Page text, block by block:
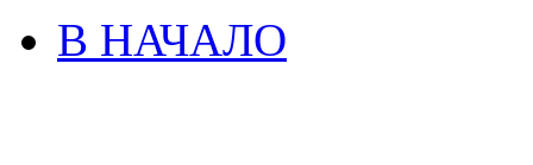
В НАЧАЛО